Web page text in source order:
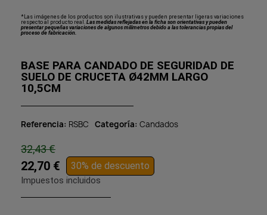
*Las imágenes de los productos son ilustrativas y pueden presentar ligeras variaciones
respecto al producto real. Las medidas reflejadas en la ficha son orientativas y pueden
presentar pequeñas variaciones de algunos milímetros debido a las tolerancias propias del
proceso de fabricación.
BASE PARA CANDADO DE SEGURIDAD DE
SUELO DE CRUCETA Ø42MM LARGO
10,5CM
Referencia RSBC Categoría Candados
32,43 €
22,70 € 30% de descuento
Impuestos incluidos